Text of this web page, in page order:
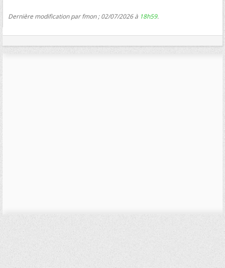
Dernière modification par fmon ; 02/07/2026 à 18h59.